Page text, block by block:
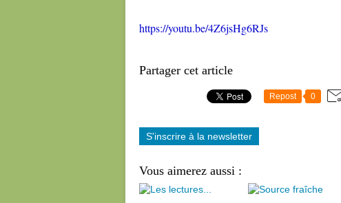
https://youtu.be/4Z6jsHg6RJs
Partager cet article
Repost 0
S'inscrire à la newsletter
Vous aimerez aussi :